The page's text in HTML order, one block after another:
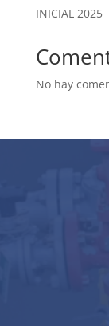
INICIAL 2025
No hay